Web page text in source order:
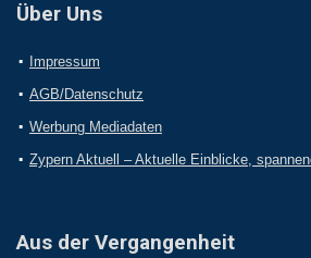
Über Uns
Impressum
AGB/Datenschutz
Werbung Mediadaten
Zypern Aktuell – Aktuelle Einblicke,
Aus der Vergangenheit